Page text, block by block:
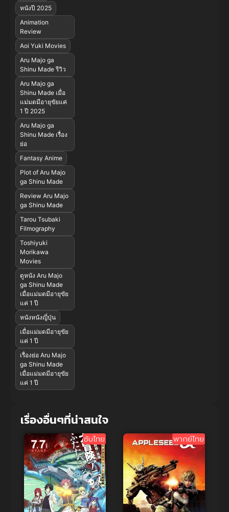
หนังปี 2025
Animation
Review
Aoi Yuki Movies
Aru Majo ga
Shinu Made รีวิว
Aru Majo ga
Shinu Made เมื่อ
แม่มดมีอายุขัยแค่
1 ปี 2025
Aru Majo ga
Shinu Made เรื่อง
ย่อ
Fantasy Anime
Plot of Aru Majo
ga Shinu Made
Review Aru Majo
ga Shinu Made
Tarou Tsubaki
Filmography
Toshiyuki
Morikawa
Movies
ดูหนัง Aru Majo
ga Shinu Made
เมื่อแม่มดมีอายุขัย
แค่ 1 ปี
หนังหนังญี่ปุ่น
เมื่อแม่มดมีอายุขัย
แค่ 1 ปี
เรื่องย่อ Aru Majo
ga Shinu Made
เมื่อแม่มดมีอายุขัย
แค่ 1 ปี
เรื่องอื่นๆที่น่าสนใจ
ซับไทย พากย์ไทย